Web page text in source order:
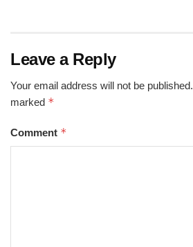
Leave a Reply
Your email address will not be published.
marked *
Comment *